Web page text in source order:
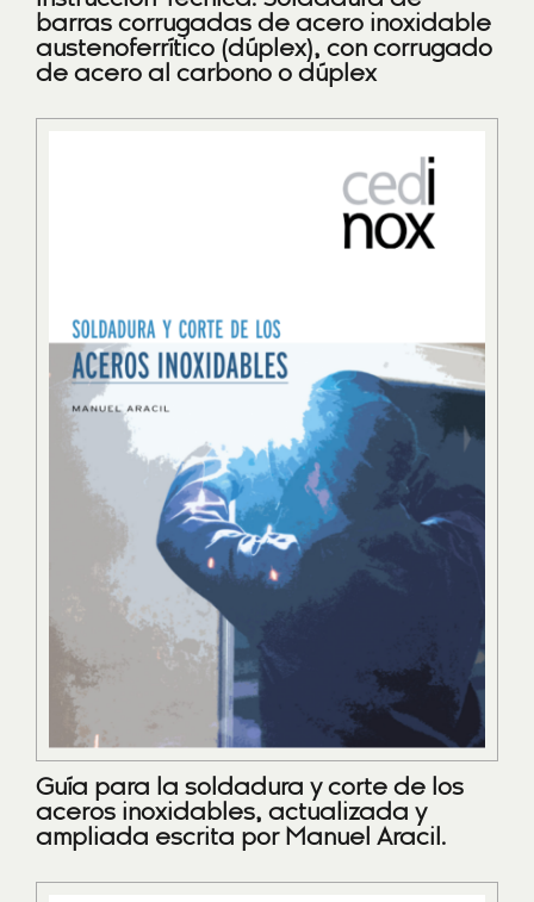
barras corrugadas de acero inoxidable
austenoferrítico (dúplex), con corrugado
de acero al carbono o dúplex
Guía para la soldadura y corte de los
aceros inoxidables, actualizada y
ampliada escrita por Manuel Aracil.